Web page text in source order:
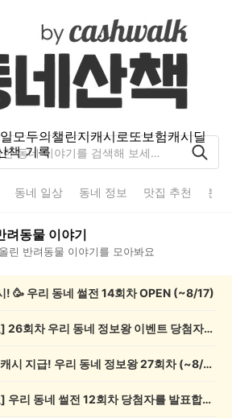
모두의챌린지캐시로또보험캐시딜
책 기록
동네 일상 동네 정보 맛집 추천 분
려동물 이야기
린 반려동물 이야기를 모아봐요
! 🥳 우리 동네 썰전 14회차 OPEN (~8/17)
💰[당첨자 발표] 26회차 우리 동네 정보왕 이벤트 당첨자를 발표합니다!
💸 전원 2,000캐시 지급! 우리 동네 정보왕 27회차 (~8/10)
💰[당첨자 발표] 우리 동네 썰전 12회차 당첨자를 발표합니다!